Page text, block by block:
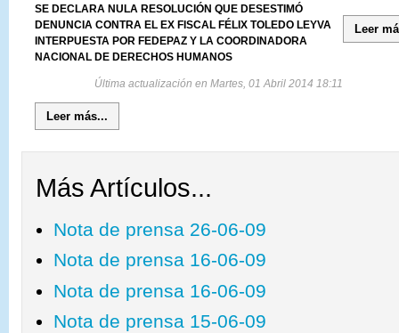
SE DECLARA NULA RESOLUCIÓN QUE DESESTIMÓ
DENUNCIA CONTRA EL EX FISCAL FÉLIX TOLEDO LEYVA
INTERPUESTA POR FEDEPAZ Y LA COORDINADORA
NACIONAL DE DERECHOS HUMANOS
Última actualización en Martes, 01 Abril 2014 18:11
Leer más...
Leer
Más Artículos...
Nota de prensa 26-06-09
Nota de prensa 16-06-09
Nota de prensa 16-06-09
Nota de prensa 15-06-09